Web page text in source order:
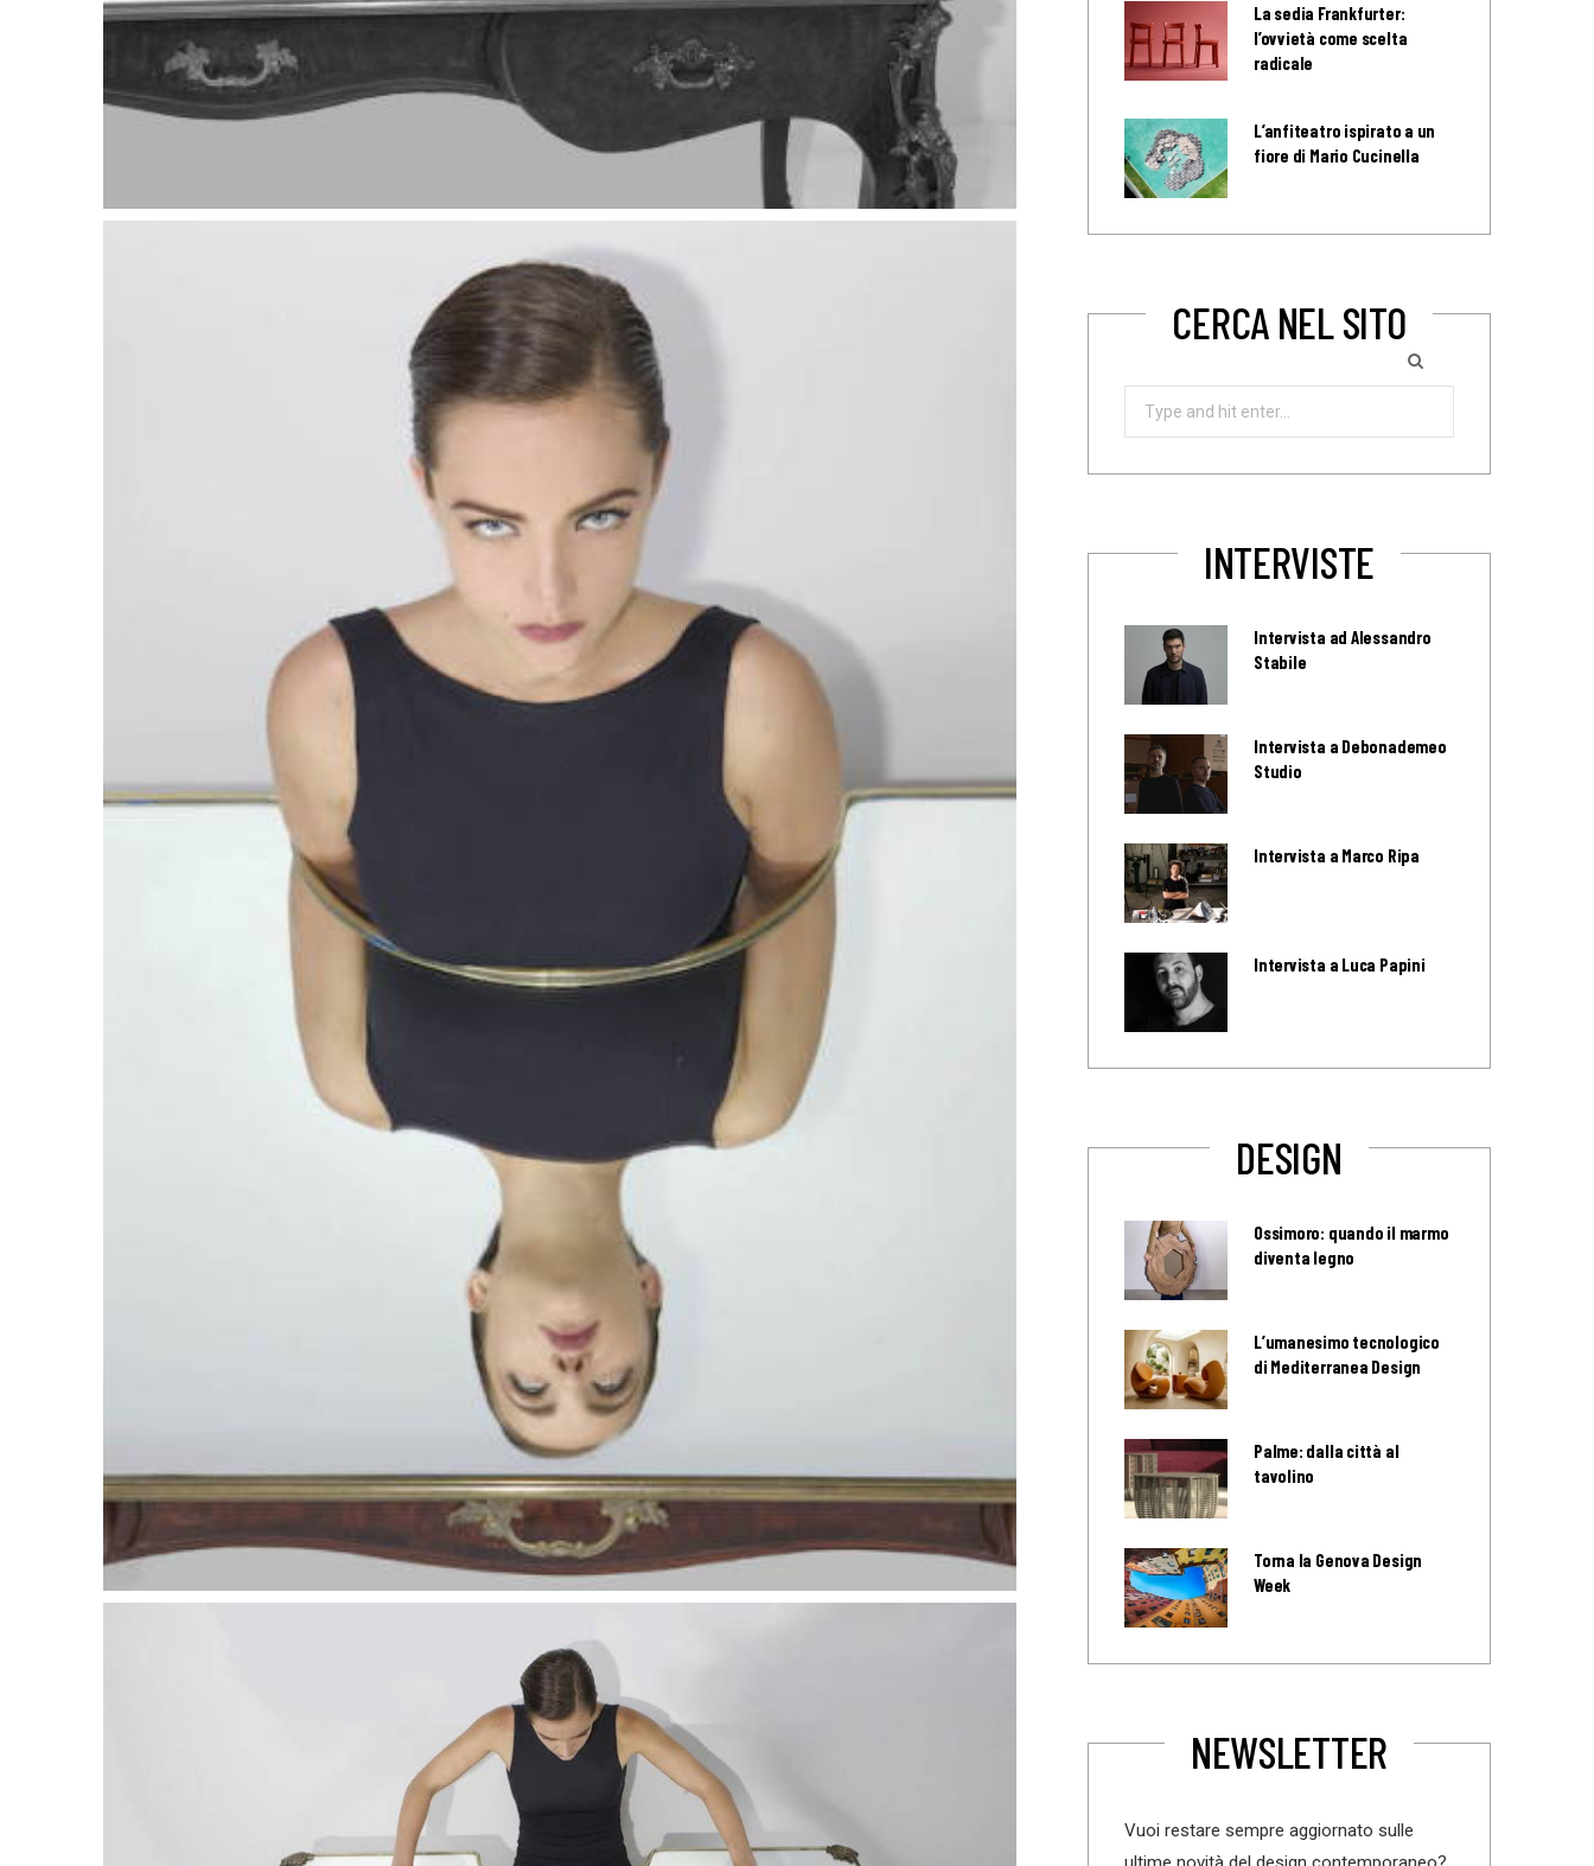
La sedia Frankfurter:
l’ovvietà come scelta
radicale
L’anfiteatro ispirato a un
fiore di Mario Cucinella
CERCA NEL SITO
Search
INTERVISTE
Intervista ad Alessandro
Stabile
Intervista a Debonademeo
Studio
Intervista a Marco Ripa
Intervista a Luca Papini
DESIGN
Ossimoro: quando il marmo
diventa legno
L’umanesimo tecnologico
di Mediterranea Design
Palme: dalla città al
tavolino
Torna la Genova Design
Week
NEWSLETTER
Vuoi restare sempre aggiornato sulle